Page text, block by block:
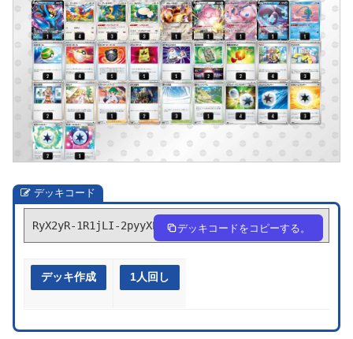
デッキコード
RyX2yR-1R1jLI-2pyyXE デッキコードをコピーする。
デッキ作成 1人回し